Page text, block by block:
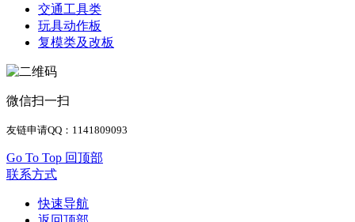
交通工具类
玩具动作板
复模类及改板
微信扫一扫
友链申请QQ：1141809093
Go To Top 回顶部
联系方式
快速导航